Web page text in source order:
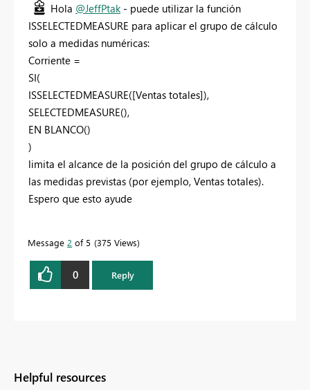
Hola @JeffPtak - puede utilizar la función
ISSELECTEDMEASURE para aplicar el grupo de cálculo
solo a medidas numéricas:
Corriente =
SI(
ISSELECTEDMEASURE([Ventas totales]),
SELECTEDMEASURE(),
EN BLANCO()
)
limita el alcance de la posición del grupo de cálculo a
las medidas previstas (por ejemplo, Ventas totales).
Espero que esto ayude
Message 2 of 5 375 Views
0 Reply
Helpful resources